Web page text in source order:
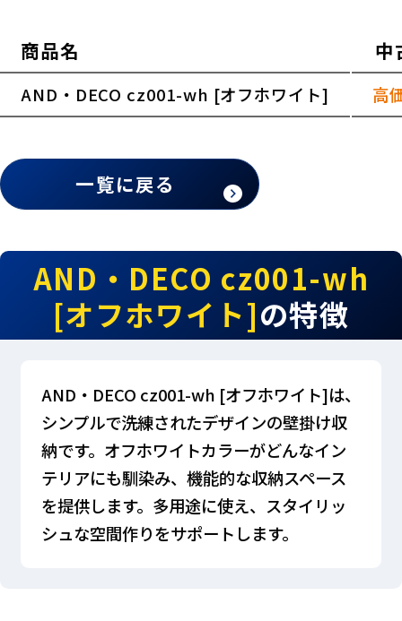
商品名 中
AND・DECO cz001-wh [オフホワイト] 高
一覧に戻る
AND・DECO cz001-wh
[オフホワイト]の特徴
AND・DECO cz001-wh [オフホワイト]は、
シンプルで洗練されたデザインの壁掛け収
納です。オフホワイトカラーがどんなイン
テリアにも馴染み、機能的な収納スペース
を提供します。多用途に使え、スタイリッ
シュな空間作りをサポートします。